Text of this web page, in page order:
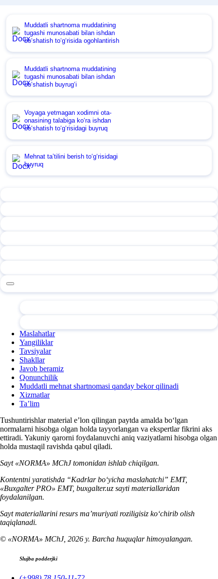
Muddatli shartnoma muddatining
tugashi munosabati bilan ishdan
boʻshatish toʻgʻrisida ogohlantirish
Muddatli shartnoma muddatining
tugashi munosabati bilan ishdan
boʻshatish buyrugʻi
Voyaga yetmagan хodimni ota-
onasining talabiga koʻra ishdan
boʻshatish toʻgʻrisidagi buyruq
Mehnat ta’tilini berish toʻgʻrisidagi
buyruq
Maslahatlar
Yangiliklar
Tavsiyalar
Shakllar
Javob beramiz
Qonunchilik
Muddatli mehnat shartnomasi qanday bekor qilinadi
Xizmatlar
Ta’lim
Tushuntirishlar material e’lon qilingan paytda amalda boʻlgan
normalarni hisobga olgan holda tayyorlangan va ekspertlar fikrini aks
ettiradi. Yakuniy qarorni foydalanuvchi aniq vaziyatlarni hisobga olgan
holda mustaqil ravishda qabul qiladi.
Sayt «NORMA» MChJ tomonidan ishlab chiqilgan.
Kontentni yaratishda “Kadrlar boʻyicha maslahatchi” EMT,
«Buxgalter PRO» EMT, buxgalter.uz sayti materiallaridan
foydalanilgan.
Sayt materiallarini resurs ma’muriyati roziligisiz koʻchirib olish
taqiqlanadi.
© «NORMA» MChJ, 2026 y. Barcha huquqlar himoyalangan.
Slujba podderjki